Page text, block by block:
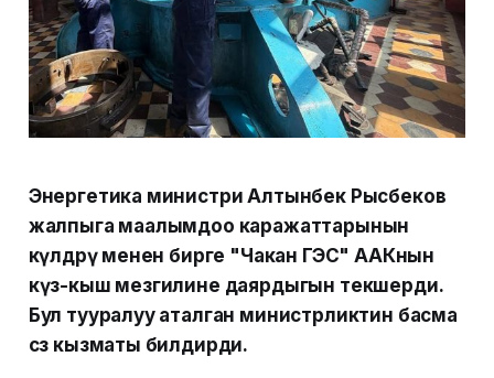
Энергетика министри Алтынбек Рысбеков
жалпыга маалымдоо каражаттарынын
өкүлдөрү менен бирге "Чакан ГЭС" ААКнын
күз-кыш мезгилине даярдыгын текшерди.
Бул тууралуу аталган министрликтин басма
сөз кызматы билдирди.